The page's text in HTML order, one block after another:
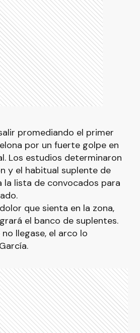
promediando el primer
por un fuerte golpe en
Los estudios determinaron
y el habitual suplente de
la lista de convocados para
que sienta en la zona,
el banco de suplentes.
llegase, el arco lo